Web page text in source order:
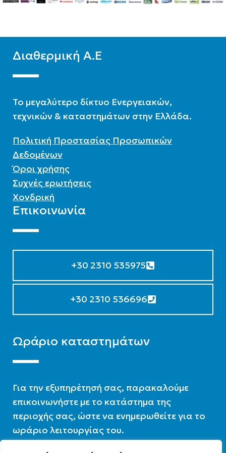
ΧΡΏΜΑ Λευκό
Διαθερμική Α.Ε
To μεγαλύτερο δίκτυο Ενεργειακών,
τεχνικών & καταστημάτων στην Ελλάδα.
Πολιτική Προστασίας Προσωπικών
Δεδομένων
Όροι χρήσης
Συχνές ερωτήσεις
Χονδρική
Επικοινωνία
+30 2310 535975
+30 2310 536696
Ωράριο καταστημάτων
Για την εξυπηρέτησή σας, παρακαλούμε
επικοινωνήστε με το κατάστημα της
περιοχής σας, ώστε να ενημερωθείτε για το
ωράριο λειτουργίας του.